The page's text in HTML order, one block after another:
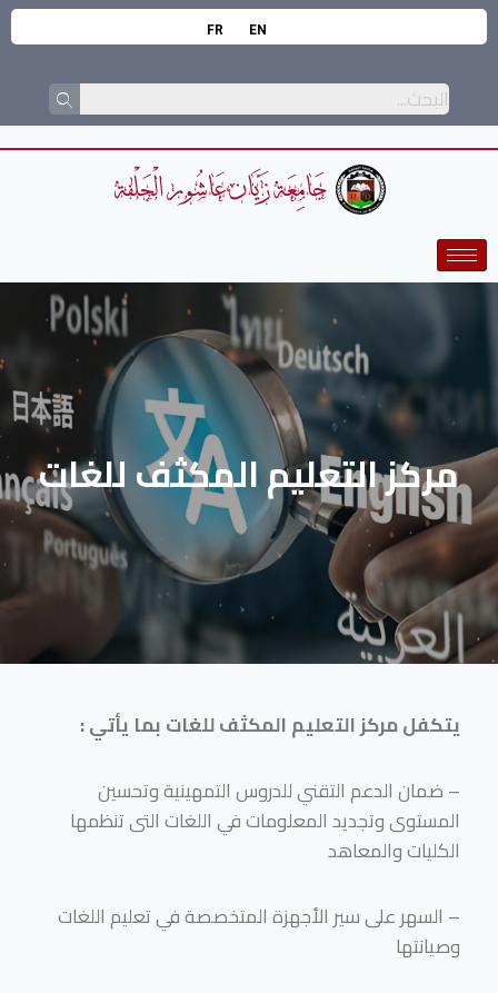
EN
FR
مركز التعليم المكثف للغات
يتكفل مركز التعليم المكثف للغات بما يأتي :
– ضمان الدعم التقني للدروس التمهينية وتحسين
المستوى وتجديد المعلومات في اللغات التى تنظمها
الكليات والمعاهد
– السهر على سير الأجهزة المتخصصة في تعليم اللغات
وصيانتها